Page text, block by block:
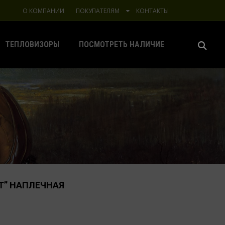
О КОМПАНИИ ПОКУПАТЕЛЯМ КОНТАКТЫ
ТЕПЛОВИЗОРЫ ПОСМОТРЕТЬ НАЛИЧИЕ
НАПЛЕЧНАЯ